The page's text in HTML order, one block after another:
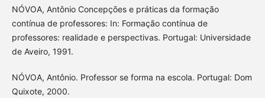
NÓVOA, Antônio Concepções e práticas da formação
contínua de professores: In: Formação contínua de
professores: realidade e perspectivas. Portugal: Universidade
de Aveiro, 1991.
NÓVOA, Antônio. Professor se forma na escola. Portugal: Dom
Quixote, 2000.